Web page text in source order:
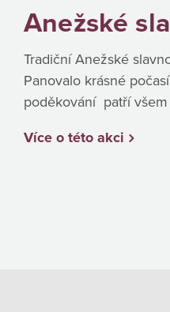
Anežské
Tradiční Anežské
Panovalo krásné
poděkování patří
Více o této akci